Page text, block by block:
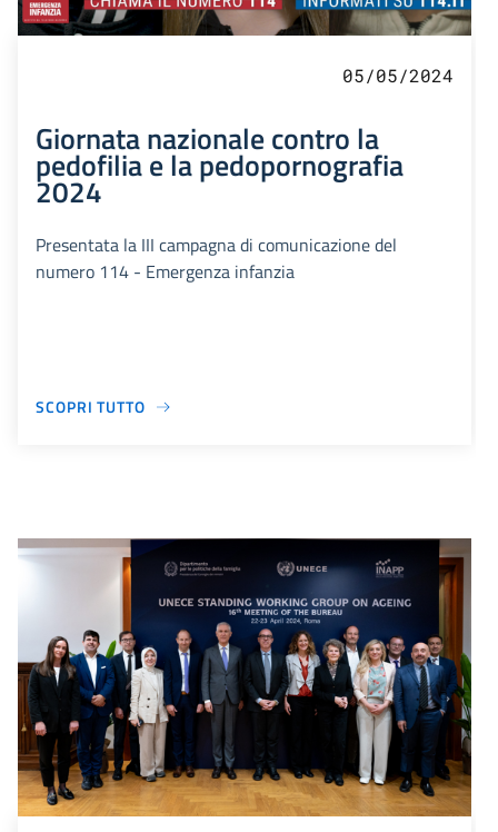
05/05/2024
Giornata nazionale contro la
pedofilia e la pedopornografia
2024
Presentata la III campagna di comunicazione del
numero 114 - Emergenza infanzia
SCOPRI TUTTO